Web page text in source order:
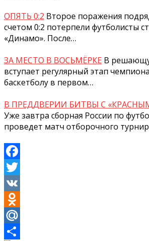
ОПЯТЬ 0:2 Второе поражения
счетом 0:2 потерпели футболисты
«Динамо». После…
ЗА МЕСТО В ВОСЬМЁРКЕ В
вступает регулярный этап
баскетболу в первом…
В ПРЕДДВЕРИИ БИТВЫ С
Уже завтра сборная России по
проведет матч отборочного
Facebook
Twitter
VK
Odnoklassniki
Mail.Ru